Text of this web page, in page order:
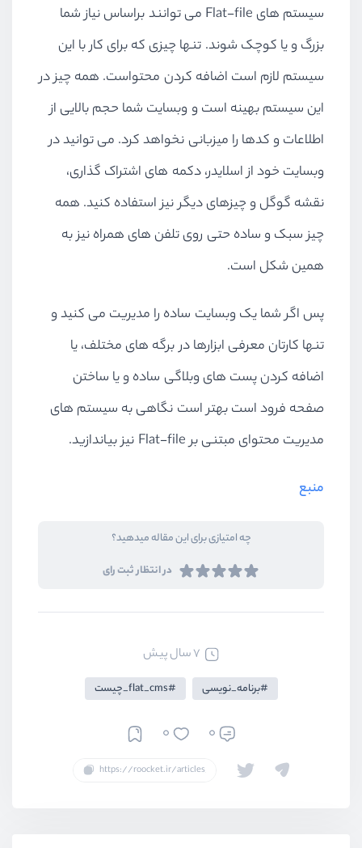
سیستم های Flat-file می توانند براساس نیاز شما
بزرگ و یا کوچک شوند. تنها چیزی که برای کار با این
سیستم لازم است اضافه کردن محتواست. همه چیز در
این سیستم بهینه است و وبسایت شما حجم بالایی از
اطلاعات و کدها را میزبانی نخواهد کرد. می توانید در
وبسایت خود از اسلایدر، دکمه های اشتراک گذاری،
نقشه گوگل و چیزهای دیگر نیز استفاده کنید. همه
چیز سبک و ساده حتی روی تلفن های همراه نیز به
همین شکل است.
پس اگر شما یک وبسایت ساده را مدیریت می کنید و
تنها کارتان معرفی ابزارها در برگه های مختلف، یا
اضافه کردن پست های وبلاگی ساده و یا ساختن
صفحه فرود است بهتر است نگاهی به سیستم های
مدیریت محتوای مبتنی بر Flat-file نیز بیاندازید.
منبع
چه امتیازی برای این مقاله میدهید؟
در انتظار ثبت رای
7 سال پیش
برنامه_نویسی flat_cms_چیست
0
0